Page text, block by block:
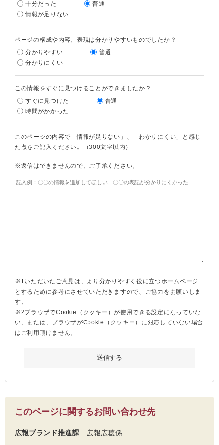
十分だった
普通
情報が足りない
ページの構成や内容、表現は分かりやすいものでしたか？
分かりやすい
普通
分かりにくい
この情報をすぐに見つけることができましたか？
すぐに見つけた
普通
時間がかかった
このページの内容で「情報が足りない」、「わかりにくい」と感じ
た点をご記入ください。（300文字以内）
※返信はできませんので、ご了承ください。
※1いただいたご意見は、より分かりやすく役に立つホームページ
とするために参考にさせていただきますので、ご協力をお願いしま
す。
※2ブラウザでCookie（クッキー）が使用できる設定になっていな
い、または、ブラウザがCookie（クッキー）に対応していない場合
はご利用頂けません。
このページに関するお問い合わせ先
広報ブランド推進課 広報広聴係